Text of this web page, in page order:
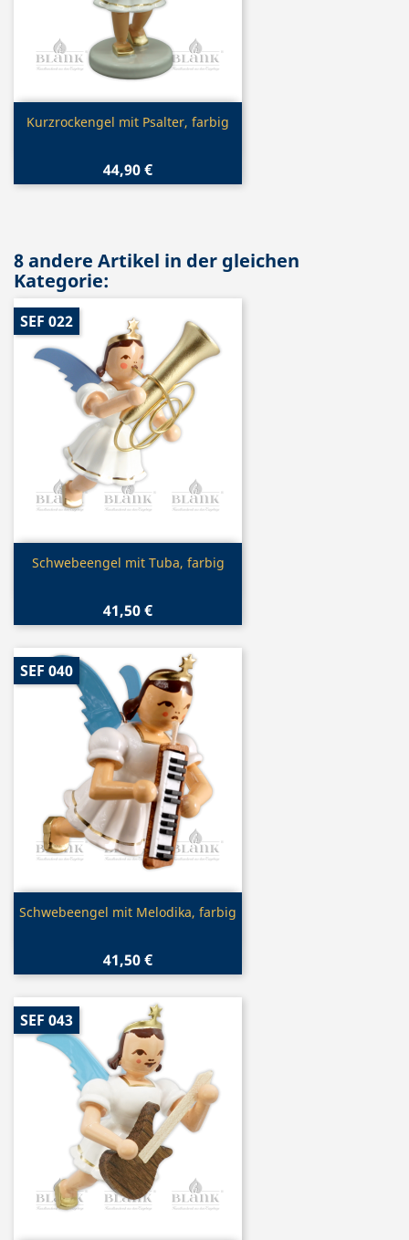
Vorschau
Kurzrockengel mit Psalter, farbig
44,90 €
8 andere Artikel in der gleichen
Kategorie:
Vorschau
Schwebeengel mit Tuba, farbig
41,50 €
SEF 022
Vorschau
Schwebeengel mit Melodika, farbig
41,50 €
SEF 040
SEF 043